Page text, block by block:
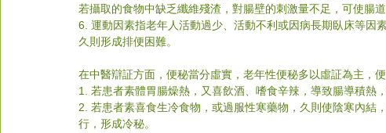
若攝取的食物中缺乏纖維殘渣，對腸壁的刺激量不足，可使腸道
6. 運動因素指老年人活動過少、活動不利或因病長期臥床等因
久則形成排便困難。
在中醫辯証方面，便秘當分虛實，老年性便秘多以虛証為主，
1. 若患者素體胃腸燥熱，又喜飲酒、嗜食辛辣，導致腸導積熱
2. 若患者素喜食生冷食物，或過服性寒藥物，久則使陰寒內結
行，形成冷秘。